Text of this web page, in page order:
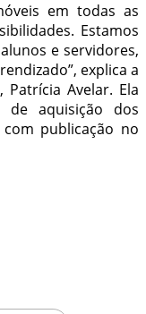
em todas as
Estamos
e servidores,
explica a
Avelar. Ela
aquisição dos
publicação no